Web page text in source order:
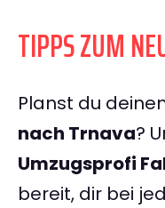
TIPPS ZUM
Planst du
nach Trnava?
Umzugsprofi
bereit, dir bei